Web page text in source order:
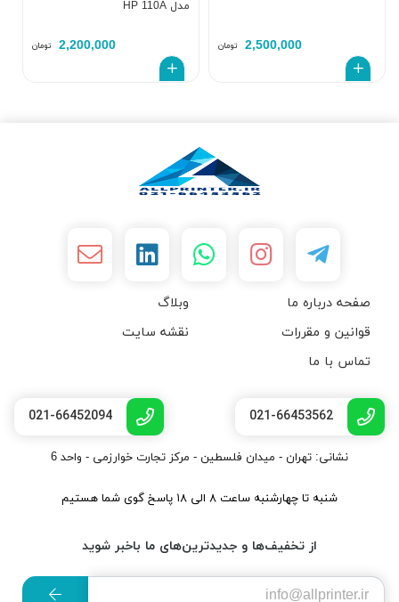
2,500,000 تومان
مدل HP 110A
2,200,000 تومان
صفحه درباره ما
وبلاگ
قوانین و مقررات
نقشه سایت
تماس با ما
021-66453562
021-66452094
نشانی: تهران - میدان فلسطین - مرکز تجارت خوارزمی - واحد 6
شنبه تا چهارشنبه ساعت ۸ الی ۱۸ پاسخ گوی شما هستیم
از تخفیف‌ها و جدیدترین‌های ما باخبر شوید